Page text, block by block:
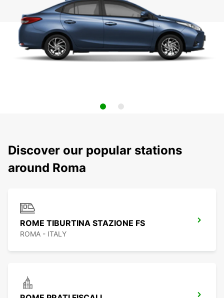
Discover our popular stations
around Roma
ROME TIBURTINA STAZIONE FS
ROMA - ITALY